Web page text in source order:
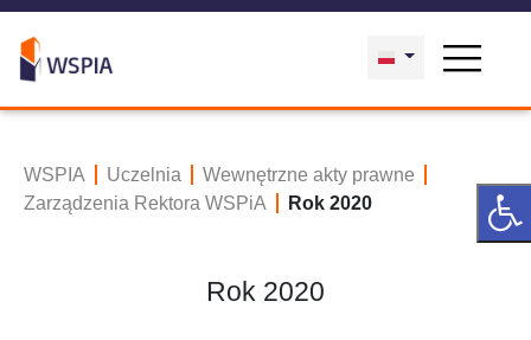
WSPIA Uczelnia
Wewnętrzne akty prawne
Zarządzenia Rektora WSPiA
Rok 2020
Rok 2020